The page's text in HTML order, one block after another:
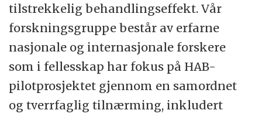
tilstrekkelig behandlingseffekt. Vår
forskningsgruppe består av erfarne
nasjonale og internasjonale forskere
som i fellesskap har fokus på HAB-
pilotprosjektet gjennom en samordnet
og tverrfaglig tilnærming, inkludert